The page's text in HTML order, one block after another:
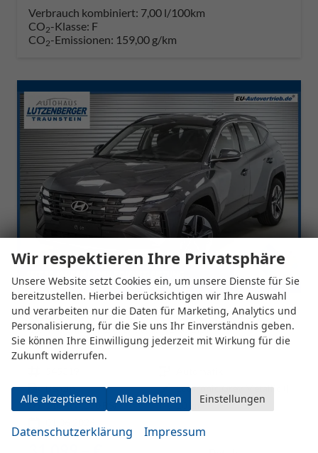
Verbrauch kombiniert: 7,00 l/100km
CO2-Klasse: F
CO2-Emissionen: 159,00 g/km
Hyundai TUCSON
1,6 T-GDi DCT 2WD Style - LAGER
unverbindliche Lieferzeit: 3 Wochen Fahrzeug mit Tageszulassung
Kraftstoff Benzin Außenfarbe Ecotronic Grey Metallic ()
Leistung
110 kW (150 PS) Kilometerstand 20 km
Wir respektieren Ihre Privatsphäre
Unsere Website setzt Cookies ein, um unsere Dienste für Sie
bereitzustellen. Hierbei berücksichtigen wir Ihre Auswahl
und verarbeiten nur die Daten für Marketing, Analytics und
Personalisierung, für die Sie uns Ihr Einverständnis geben.
Sie können Ihre Einwilligung jederzeit mit Wirkung für die
Zukunft widerrufen.
Alle akzeptieren Alle ablehnen Einstellungen
Datenschutzerklärung Impressum